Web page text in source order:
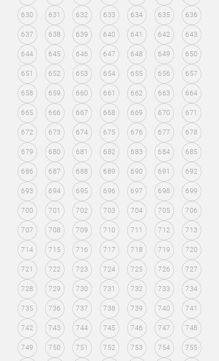
630 631 632 633 634 635 636
637 638 639 640 641 642 643
644 645 646 647 648 649 650
651 652 653 654 655 656 657
658 659 660 661 662 663 664
665 666 667 668 669 670 671
672 673 674 675 676 677 678
679 680 681 682 683 684 685
686 687 688 689 690 691 692
693 694 695 696 697 698 699
700 701 702 703 704 705 706
707 708 709 710 711 712 713
714 715 716 717 718 719 720
721 722 723 724 725 726 727
728 729 730 731 732 733 734
735 736 737 738 739 740 741
742 743 744 745 746 747 748
749 750 751 752 753 754 755